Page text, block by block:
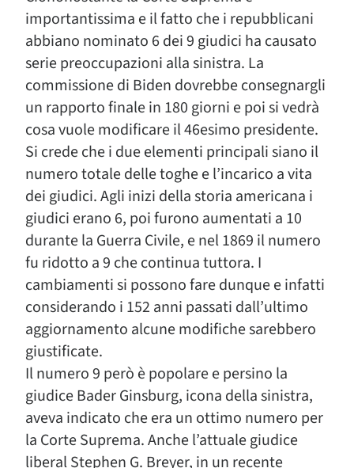
importantissima e il fatto che i repubblicani
abbiano nominato 6 dei 9 giudici ha causato
serie preoccupazioni alla sinistra. La
commissione di Biden dovrebbe consegnargli
un rapporto finale in 180 giorni e poi si vedrà
cosa vuole modificare il 46esimo presidente.
Si crede che i due elementi principali siano il
numero totale delle toghe e l’incarico a vita
dei giudici. Agli inizi della storia americana i
giudici erano 6, poi furono aumentati a 10
durante la Guerra Civile, e nel 1869 il numero
fu ridotto a 9 che continua tuttora. I
cambiamenti si possono fare dunque e infatti
considerando i 152 anni passati dall’ultimo
aggiornamento alcune modifiche sarebbero
giustificate.
Il numero 9 però è popolare e persino la
giudice Bader Ginsburg, icona della sinistra,
aveva indicato che era un ottimo numero per
la Corte Suprema. Anche l’attuale giudice
liberal Stephen G. Breyer, in un recente